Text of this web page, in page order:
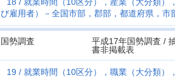
び雇用者）－全国市部，郡部，都道府県，市
国勢調査
平成17年国勢調査 /
書非掲載表
19
就業時間（10区分），職業（大分類）